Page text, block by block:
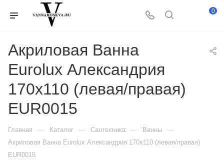
0
Акриловая Ванна
Eurolux Александрия
170х110 (левая/правая)
EUR0015
Главная — Каталог — Сантехника — Ванны —
Акриловая Ванна Eurolux Александрия 170х110 (левая/правая)
EUR0015